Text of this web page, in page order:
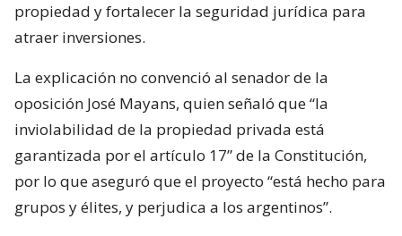
propiedad y fortalecer la seguridad jurídica para
atraer inversiones.
La explicación no convenció al senador de la
oposición José Mayans, quien señaló que “la
inviolabilidad de la propiedad privada está
garantizada por el artículo 17” de la Constitución,
por lo que aseguró que el proyecto “está hecho para
grupos y élites, y perjudica a los argentinos”.